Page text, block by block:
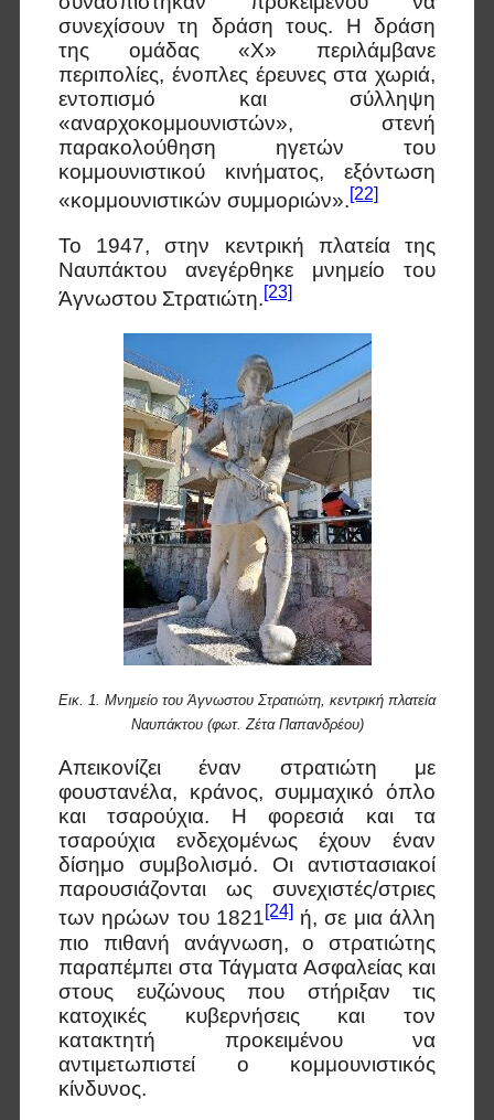
συνεχίσουν τη δράση τους. Η δράση
της ομάδας «Χ» περιλάμβανε
περιπολίες, ένοπλες έρευνες στα χωριά,
εντοπισμό και σύλληψη
«αναρχοκομμουνιστών», στενή
παρακολούθηση ηγετών του
κομμουνιστικού κινήματος, εξόντωση
«κομμουνιστικών συμμοριών».[22]
Το 1947, στην κεντρική πλατεία της
Ναυπάκτου ανεγέρθηκε μνημείο του
Άγνωστου Στρατιώτη.[23]
Εικ. 1. Μνημείο του Άγνωστου Στρατιώτη, κεντρική πλατεία
Ναυπάκτου (φωτ. Ζέτα Παπανδρέου)
Απεικονίζει έναν στρατιώτη με
φουστανέλα, κράνος, συμμαχικό όπλο
και τσαρούχια. Η φορεσιά και τα
τσαρούχια ενδεχομένως έχουν έναν
δίσημο συμβολισμό. Οι αντιστασιακοί
παρουσιάζονται ως συνεχιστές/στριες
των ηρώων του 1821[24]ή, σε μια άλλη
πιο πιθανή ανάγνωση, ο στρατιώτης
παραπέμπει στα Τάγματα Ασφαλείας και
στους ευζώνους που στήριξαν τις
κατοχικές κυβερνήσεις και τον
κατακτητή προκειμένου να
αντιμετωπιστεί ο κομμουνιστικός
κίνδυνος.